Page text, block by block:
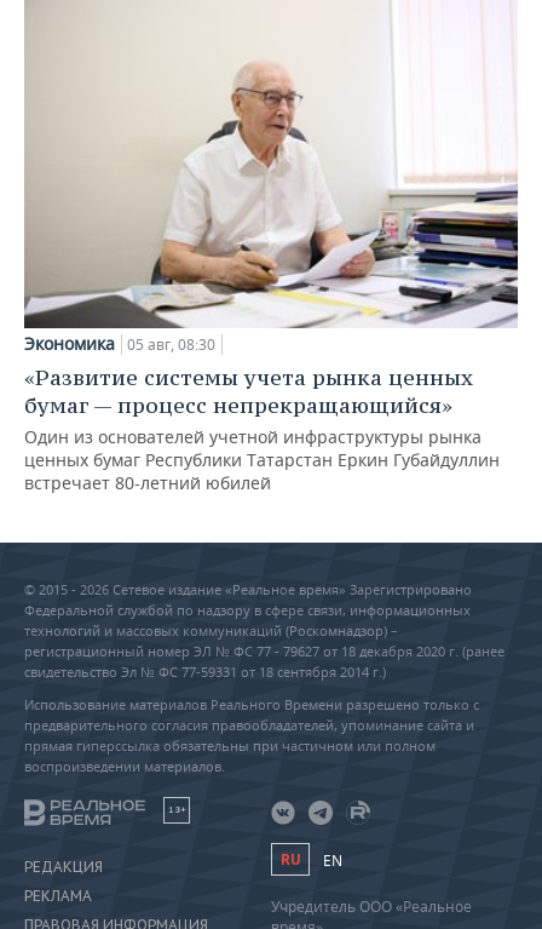
Экономика 05 авг, 08:30
«Развитие системы учета рынка ценных
бумаг — процесс непрекращающийся»
Один из основателей учетной инфраструктуры рынка
ценных бумаг Республики Татарстан Еркин Губайдуллин
встречает 80-летний юбилей
© 2015 - 2026 Сетевое издание «Реальное время» Зарегистрировано
Федеральной службой по надзору в сфере связи, информационных
технологий и массовых коммуникаций (Роскомнадзор) –
регистрационный номер ЭЛ № ФС 77 - 79627 от 18 декабря 2020 г. (ранее
свидетельство Эл № ФС 77-59331 от 18 сентября 2014 г.)
Использование материалов Реального Времени разрешено только с
предварительного согласия правообладателей, упоминание сайта и
прямая гиперссылка обязательны при частичном или полном
воспроизведении материалов.
18+
РЕДАКЦИЯ
РЕКЛАМА
ПРАВОВАЯ ИНФОРМАЦИЯ
RU EN
Учредитель ООО «Реальное